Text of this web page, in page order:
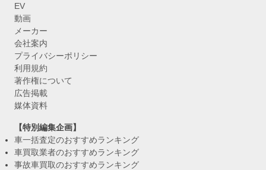
EV
動画
メーカー
会社案内
プライバシーポリシー
利用規約
著作権について
広告掲載
媒体資料
【特別編集企画】
車一括査定のおすすめランキング
車買取業者のおすすめランキング
事故車買取のおすすめランキング